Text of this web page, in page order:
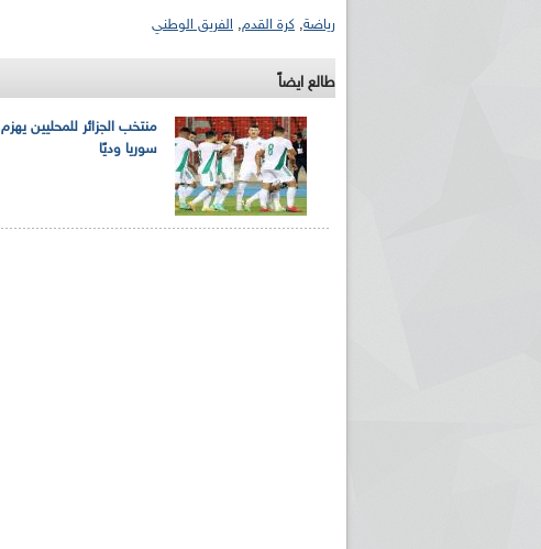
رياضة, كرة القدم, الفريق الوطني
طالع ايضاً
منتخب الجزائر للمحليين يهزم
سوريا وديًا